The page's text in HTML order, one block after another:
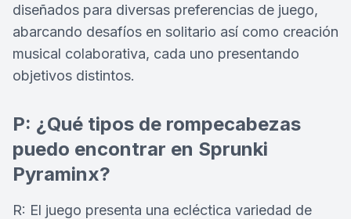
diseñados para diversas preferencias de juego,
abarcando desafíos en solitario así como creación
musical colaborativa, cada uno presentando
objetivos distintos.
P: ¿Qué tipos de rompecabezas
puedo encontrar en Sprunki
Pyraminx?
R: El juego presenta una ecléctica variedad de